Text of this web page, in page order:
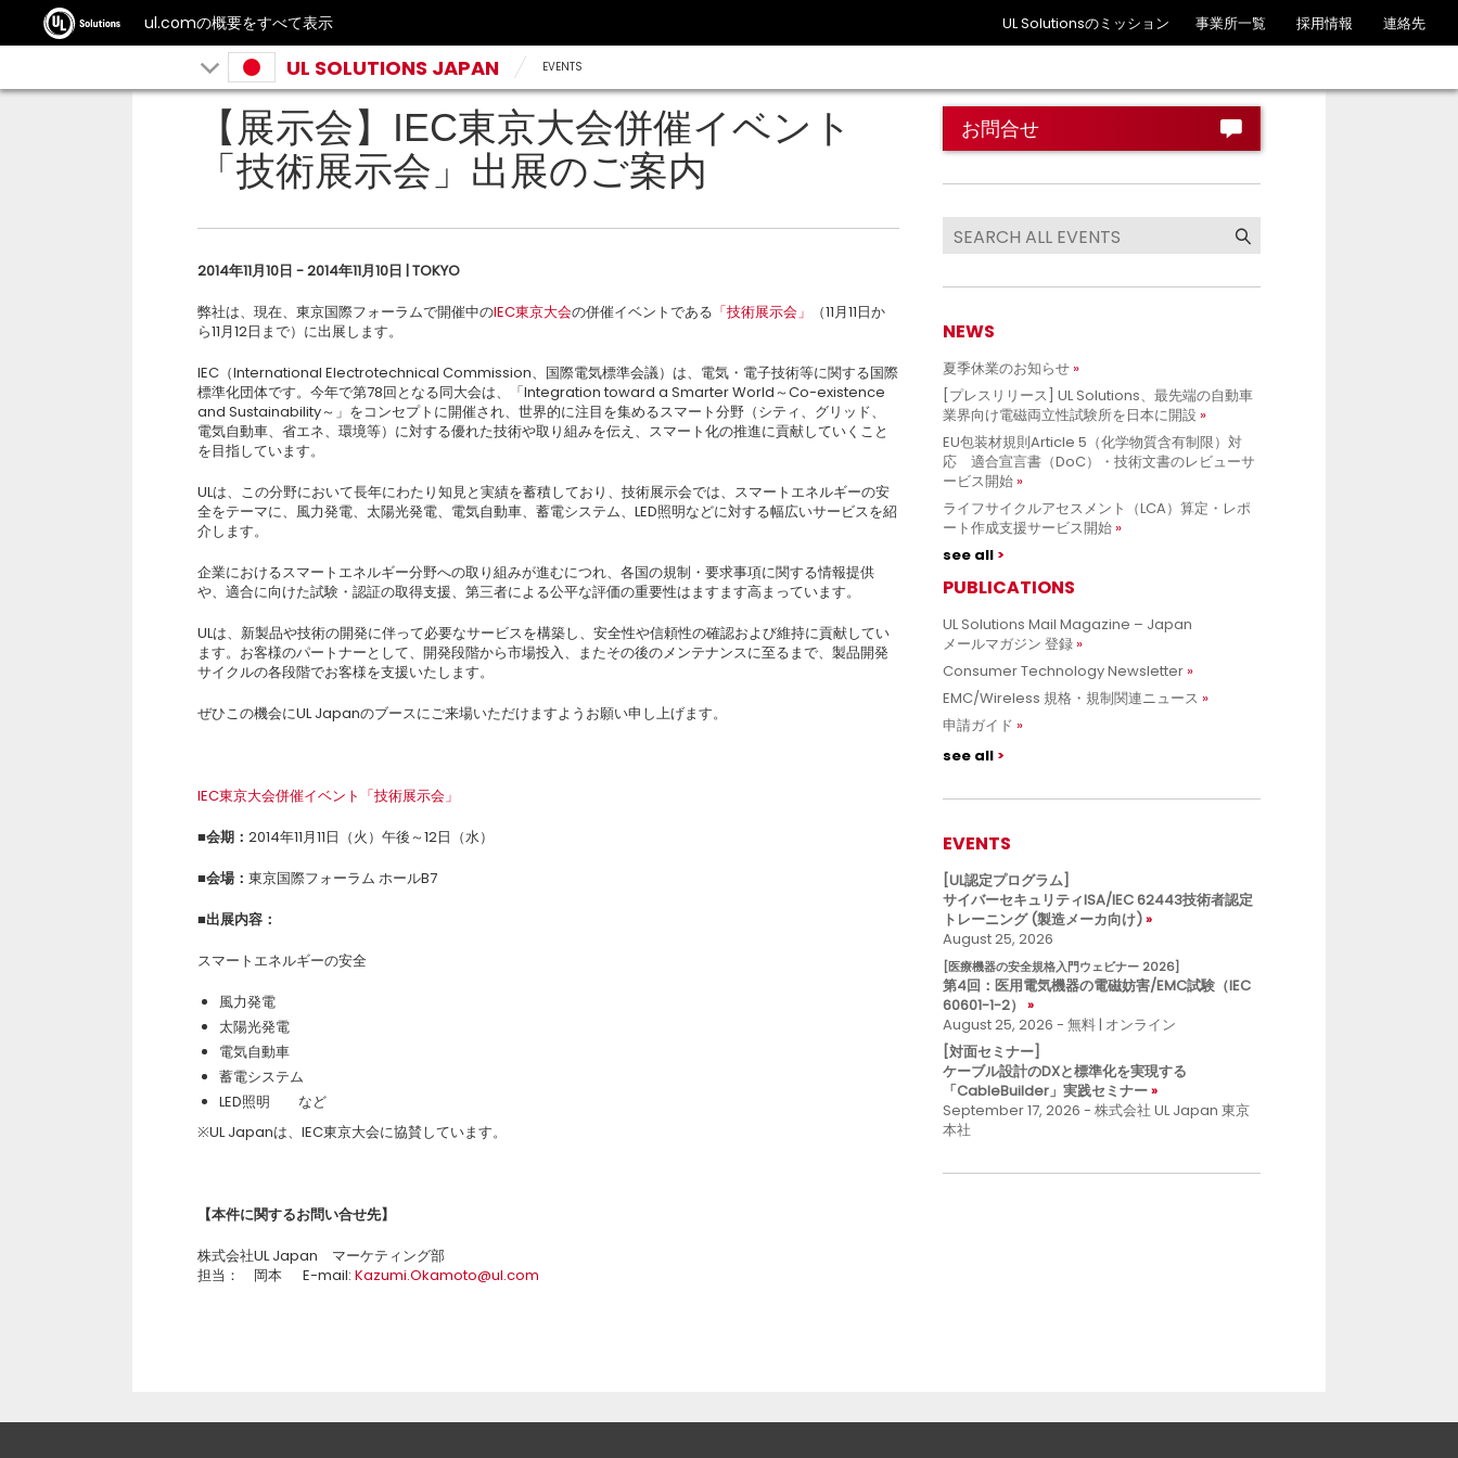
ul.comの概要をすべて表示 UL Solutionsのミッション 事業所一覧 採用情報 連絡先
UL SOLUTIONS JAPAN EVENTS
【展示会】IEC東京大会併催イベント
「技術展示会」出展のご案内
2014年11月10日 - 2014年11月10日 | TOKYO
弊社は、現在、東京国際フォーラムで開催中のIEC東京大会の併催イベントである 「技術展示会」
（11月11日か
ら11月12日まで）に出展します。
IEC（International Electrotechnical Commission、国際電気標準会議）は、電気・電子技術等に関する国際
標準化団体です。今年で第78回となる同大会は、「Integration toward a Smarter World～Co-existence
and Sustainability～」をコンセプトに開催され、世界的に注目を集めるスマート分野（シティ、グリッド、
電気自動車、省エネ、環境等）に対する優れた技術や取り組みを伝え、スマート化の推進に貢献していくこと
を目指しています。
ULは、この分野において長年にわたり知見と実績を蓄積しており、技術展示会では、スマートエネルギーの安
全をテーマに、風力発電、太陽光発電、電気自動車、蓄電システム、LED照明などに対する幅広いサービスを紹
介します。
企業におけるスマートエネルギー分野への取り組みが進むにつれ、各国の規制・要求事項に関する情報提供
や、適合に向けた試験・認証の取得支援、第三者による公平な評価の重要性はますます高まっています。
ULは、新製品や技術の開発に伴って必要なサービスを構築し、安全性や信頼性の確認および維持に貢献してい
ます。お客様のパートナーとして、開発段階から市場投入、またその後のメンテナンスに至るまで、製品開発
サイクルの各段階でお客様を支援いたします。
ぜひこの機会にUL Japanのブースにご来場いただけますようお願い申し上げます。
IEC東京大会併催イベント「技術展示会」
■会期： 2014年11月11日（火）午後～12日（水）
■会場： 東京国際フォーラム ホールB7
■出展内容：
スマートエネルギーの安全
風力発電
太陽光発電
電気自動車
蓄電システム
LED照明 など
※UL Japanは、IEC東京大会に協賛しています。
【本件に関するお問い合せ先】
株式会社UL Japan マーケティング部
担当： 岡本 E-mail: Kazumi.Okamoto@ul.com
お問合せ
NEWS
夏季休業のお知らせ
[プレスリリース] UL Solutions、最先端の自動車
業界向け電磁両立性試験所を日本に開設
EU包装材規則Article 5（化学物質含有制限）対
応 適合宣言書（DoC）・技術文書のレビューサ
ービス開始
ライフサイクルアセスメント（LCA）算定・レポ
ート作成支援サービス開始
see all
PUBLICATIONS
UL Solutions Mail Magazine – Japan
メールマガジン 登録
Consumer Technology Newsletter
EMC/Wireless 規格・規制関連ニュース
申請ガイド
see all
EVENTS
[UL認定プログラム]
サイバーセキュリティISA/IEC 62443技術者認定
トレーニング (製造メーカ向け)
August 25, 2026
[医療機器の安全規格入門ウェビナー 2026]
第4回：医用電気機器の電磁妨害/EMC試験（IEC
60601-1-2）
August 25, 2026 - 無料 | オンライン
[対面セミナー]
ケーブル設計のDXと標準化を実現する
「CableBuilder」実践セミナー
September 17, 2026 - 株式会社 UL Japan 東京
本社